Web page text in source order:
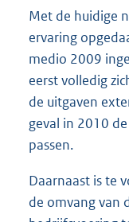
Met de huidige
ervaring
medio 2009
eerst volledig
de uitgaven
geval in 2010
passen.
Daarnaast is te
de omvang van